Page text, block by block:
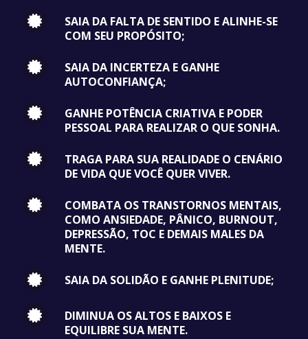
SAIA DA FALTA DE SENTIDO E ALINHE-SE
COM SEU PROPÓSITO;
SAIA DA INCERTEZA E GANHE
AUTOCONFIANÇA;
GANHE POTÊNCIA CRIATIVA E PODER
PESSOAL PARA REALIZAR O QUE SONHA.
TRAGA PARA SUA REALIDADE O CENÁRIO
DE VIDA QUE VOCÊ QUER VIVER.
COMBATA OS TRANSTORNOS MENTAIS,
COMO ANSIEDADE, PÂNICO, BURNOUT,
DEPRESSÃO, TOC E DEMAIS MALES DA
MENTE.
SAIA DA SOLIDÃO E GANHE PLENITUDE;
DIMINUA OS ALTOS E BAIXOS E
EQUILIBRE SUA MENTE.